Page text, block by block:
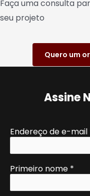
Faça uma consulta
seu projeto
Quero um
Assine
Endereço de e-mail
Primeiro nome *